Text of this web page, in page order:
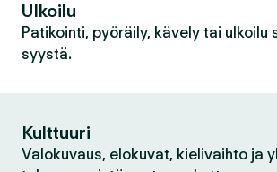
Ulkoilu
Patikointi, pyöräily, kävely tai ulkoilu
syystä.
Kulttuuri
Valokuvaus, elokuvat, kielivaihto ja